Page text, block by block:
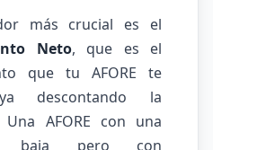
más crucial es el
Neto, que es el
que tu AFORE te
descontando la
Una AFORE con una
baja pero con